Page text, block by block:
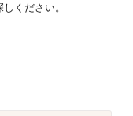
ください。